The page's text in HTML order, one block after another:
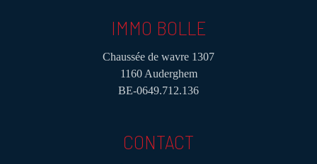
IMMO BOLLE
Chaussée de wavre 1307
1160 Auderghem
BE-0649.712.136
CONTACT